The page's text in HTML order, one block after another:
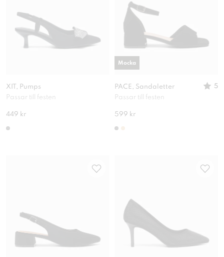
XIT, Pumps
Passar till festen
449 kr
PACE, Sandaletter
5
Passar till festen
599 kr
Mocka